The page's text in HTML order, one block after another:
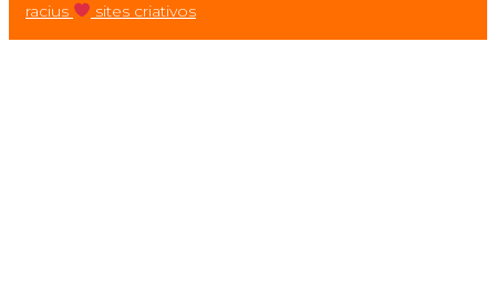
racius
sites criativos